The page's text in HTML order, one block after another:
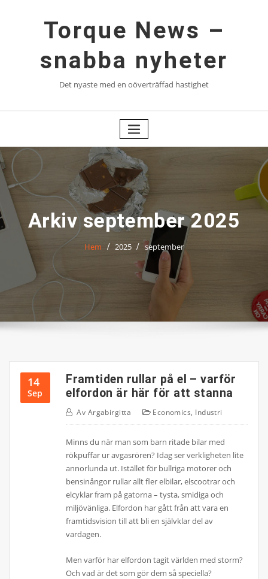
Torque News –
snabba nyheter
Det nyaste med en oöverträffad hastighet
Arkiv september 2025
Hem 2025 september
14
Sep
Framtiden rullar på el – varför
elfordon är här för att stanna
Av Argabirgitta Economics, Industri
Minns du när man som barn ritade bilar med
rökpuffar ur avgasrören? Idag ser verkligheten lite
annorlunda ut. Istället för bullriga motorer och
bensinångor rullar allt fler elbilar, elscootrar och
elcyklar fram på gatorna – tysta, smidiga och
miljövänliga. Elfordon har gått från att vara en
framtidsvision till att bli en självklar del av
vardagen.
Men varför har elfordon tagit världen med storm?
Och vad är det som gör dem så speciella?